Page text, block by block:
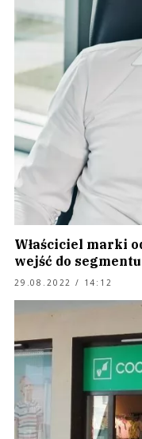
Właściciel marki
wejść do
29.08.2022 / 14:12